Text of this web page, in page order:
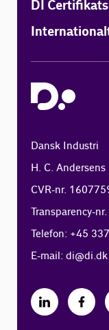
DI
Dansk Industri
H. C.
CVR-nr.
Transparency-
Telefon: +45
E-mail:di@di.dk